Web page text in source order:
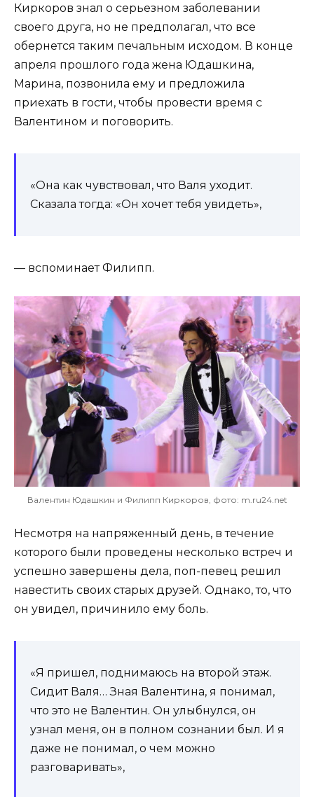
Киркоров знал о серьезном заболевании
своего друга, но не предполагал, что все
обернется таким печальным исходом. В конце
апреля прошлого года жена Юдашкина,
Марина, позвонила ему и предложила
приехать в гости, чтобы провести время с
Валентином и поговорить.
«Она как чувствовал, что Валя уходит.
Сказала тогда: «Он хочет тебя увидеть»,
— вспоминает Филипп.
Валентин Юдашкин и Филипп Киркоров, фото: m.ru24.net
Несмотря на напряженный день, в течение
которого были проведены несколько встреч и
успешно завершены дела, поп-певец решил
навестить своих старых друзей. Однако, то, что
он увидел, причинило ему боль.
«Я пришел, поднимаюсь на второй этаж.
Сидит Валя… Зная Валентина, я понимал,
что это не Валентин. Он улыбнулся, он
узнал меня, он в полном сознании был. И я
даже не понимал, о чем можно
разговаривать»,